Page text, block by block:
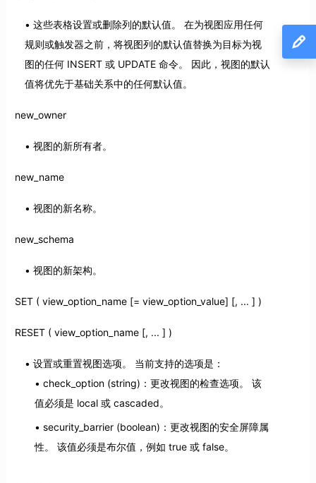
这些表格设置或删除列的默认值。 在为视图应用任何
规则或触发器之前，将视图列的默认值替换为目标为视
图的任何 INSERT 或 UPDATE 命令。 因此，视图的默认
值将优先于基础关系中的任何默认值。
new_owner
视图的新所有者。
new_name
视图的新名称。
new_schema
视图的新架构。
SET ( view_option_name [= view_option_value] [, ... ] )
RESET ( view_option_name [, ... ] )
设置或重置视图选项。 当前支持的选项是：
check_option (string)：更改视图的检查选项。 该
值必须是 local 或 cascaded。
security_barrier (boolean)：更改视图的安全屏障属
性。 该值必须是布尔值，例如 true 或 false。